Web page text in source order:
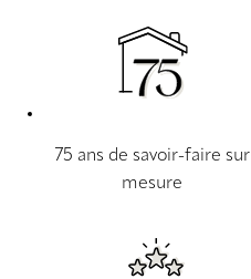
75 ans de savoir-faire sur
mesure